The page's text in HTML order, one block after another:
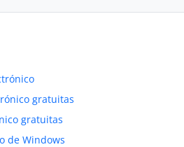
gratuitas
gratuitas
de Windows